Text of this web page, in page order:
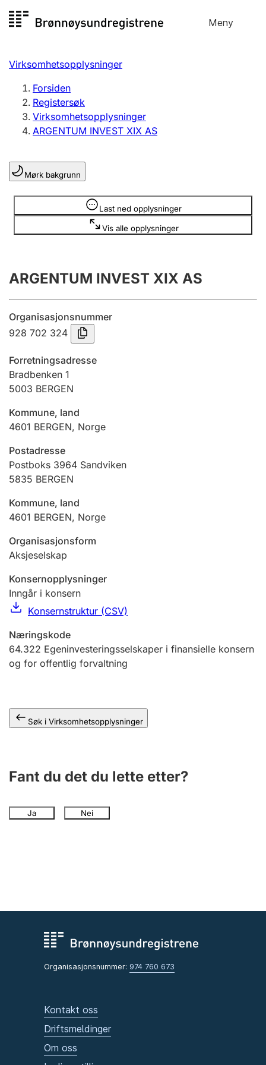
til
Meny
Registersøk
Aksjeselskap
Enkeltpersonforetak
Registrere, endre, slette
Lag og forening
Registrere, endre, slette
Årsregnskap
Innsending og forsinkelsesgebyr
Jeger
Ektepaktveileder
Andre tema
Virksomhetsopplysninger
Forsiden
Registersøk
Virksomhetsopplysninger
ARGENTUM INVEST XIX AS
Mørk bakgrunn
Last ned opplysninger
Vis alle opplysninger
Opplysninger er skjult
ARGENTUM INVEST XIX AS
Organisasjonsnummer
928 702 324
Forretningsadresse
Bradbenken 1
5003 BERGEN
Kommune, land
4601 BERGEN, Norge
Postadresse
Postboks 3964 Sandviken
5835 BERGEN
Kommune, land
4601 BERGEN, Norge
Organisasjonsform
Aksjeselskap
Konsernopplysninger
Inngår i konsern
Konsernstruktur (CSV)
Næringskode
64.322 Egeninvesteringsselskaper i finansielle konsern
og for offentlig forvaltning
Søk i Virksomhetsopplysninger
Fant du det du lette etter?
Ja Nei
Organisasjonsnummer: 974 760 673
Kontakt oss
Driftsmeldinger
Om oss